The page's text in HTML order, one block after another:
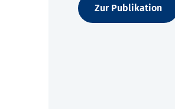
Zur Publikation